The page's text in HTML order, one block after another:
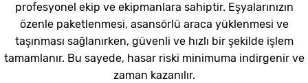
profesyonel ekip ve ekipmanlara sahiptir. Eşyalarınızın
özenle paketlenmesi, asansörlü araca yüklenmesi ve
taşınması sağlanırken, güvenli ve hızlı bir şekilde işlem
tamamlanır. Bu sayede, hasar riski minimuma indirgenir ve
zaman kazanılır.